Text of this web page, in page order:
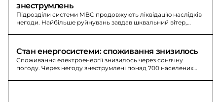
знеструмлень
Підрозділи системи МВС продовжують ліквідацію наслідків
негоди. Найбільше руйнувань завдав шквальний вітер,
Стан енергосистеми: споживання знизилось
Споживання електроенергії знизилось через сонячну
погоду. Через негоду знеструмлені понад 700 населених
16:00 і обмежити 18:00–22:00.